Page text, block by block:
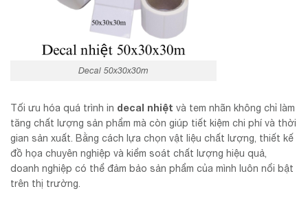
Decal 50x30x30m
Tối ưu hóa quá trình in decal nhiệt và tem nhãn không chỉ làm
tăng chất lượng sản phẩm mà còn giúp tiết kiệm chi phí và thời
gian sản xuất. Bằng cách lựa chọn vật liệu chất lượng, thiết kế
đồ họa chuyên nghiệp và kiểm soát chất lượng hiệu quả,
doanh nghiệp có thể đảm bảo sản phẩm của mình luôn nổi bật
trên thị trường.